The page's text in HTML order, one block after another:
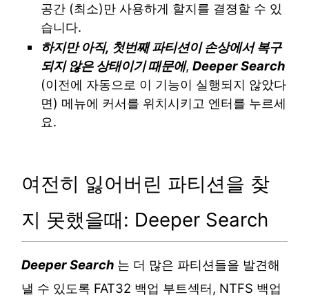
공간 (최소)만 사용하게 할지를 결졍할 수 있
습니다.
하지만 아직, 첫번째 파티션이 손상에서 복구
되지 않은 상태이기 때문에, Deeper Search
(이전에 자동으로 이 기능이 실행되지 않았다
면) 메뉴에 커서를 위치시키고 엔터를 누르세
요.
여전히 잃어버린 파티션을 찾
지 못했을때: Deeper Search
Deeper Search 는 더 많은 파티션들을 발견해
낼 수 있도록 FAT32 백업 부트섹터, NTFS 백업